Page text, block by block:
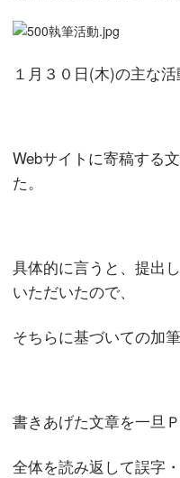
１月３０日(木)の主な
Webサイトに寄稿する
た。
具体的に言うと、提出
いただいたので、
そちらに基づいての加
書きあげた文章を一旦
全体を読み返して誤字